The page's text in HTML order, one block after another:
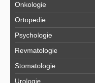
Onkologie
Ortopedie
Psychologie
Revmatologie
Stomatologie
Urologie